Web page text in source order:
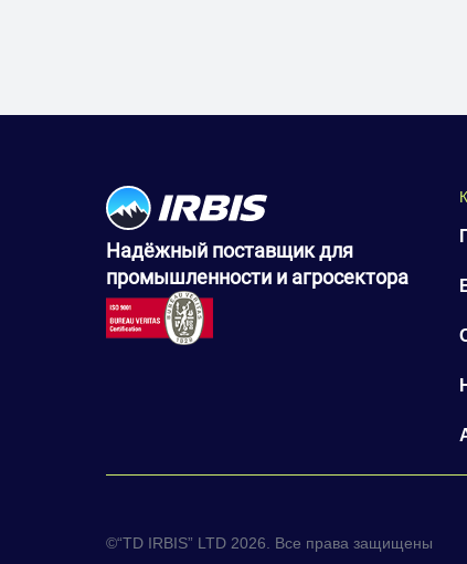
Надёжный поставщик для
промышленности и агросектора
©“TD IRBIS” LTD 2026. Все права защищены